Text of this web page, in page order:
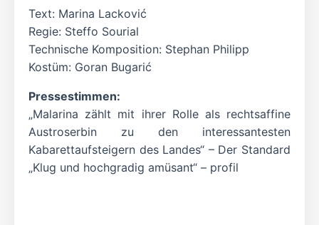
Text: Marina Lacković
Regie: Steffo Sourial
Technische Komposition: Stephan Philipp
Kostüm: Goran Bugarić
Pressestimmen:
„Malarina zählt mit ihrer Rolle als rechtsaffine
Austroserbin zu den interessantesten
Kabarettaufsteigern des Landes“ – Der Standard
„Klug und hochgradig amüsant“ – profil